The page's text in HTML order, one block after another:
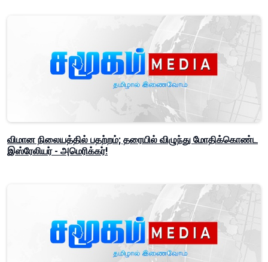
விமான நிலையத்தில் பதற்றம்; தரையில் விழுந்து மோதிக்கொண்ட
இஸ்ரேலியர் - அமெரிக்கர்!